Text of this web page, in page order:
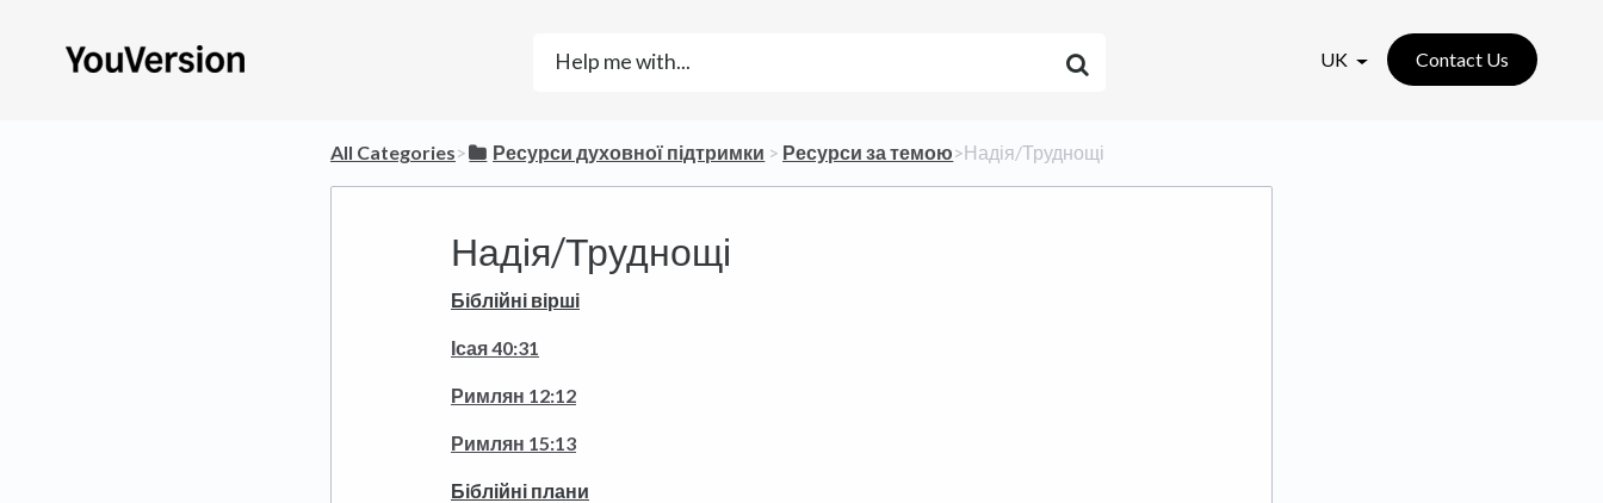
UK Contact Us
All Categories​>​ ​Ресурси духовної підтримки ​ > ​ ​Ресурси за темою​>​ Надія/Труднощі
Надія/Труднощі
Біблійні вірші
Ісая 40:31
Римлян 12:12
Римлян 15:13
Біблійні плани